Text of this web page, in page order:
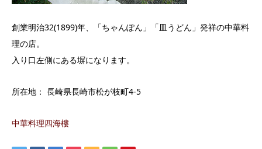
創業明治32(1899)年、「ちゃんぽん」「皿うどん」発祥の中華料
理の店。
入り口左側にある塀になります。
所在地： 長崎県長崎市松が枝町4-5
中華料理四海樓